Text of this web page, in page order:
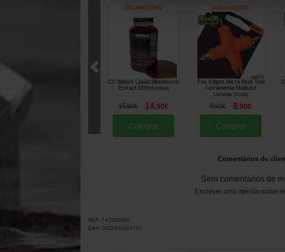
CC Moore Liquid Bloodworm
Extract 500ml
[242664]
15,90€ 14,90€
Comprar
Fox Edges Micro Multi Tool
Ferramenta Multiuso
Laranja
232164]
9,90€ 8,90€
Comprar
Comentários de
Sem comentários de
Escrever uma opinião sobre
REF: 147500360
EAN: 3422991814751